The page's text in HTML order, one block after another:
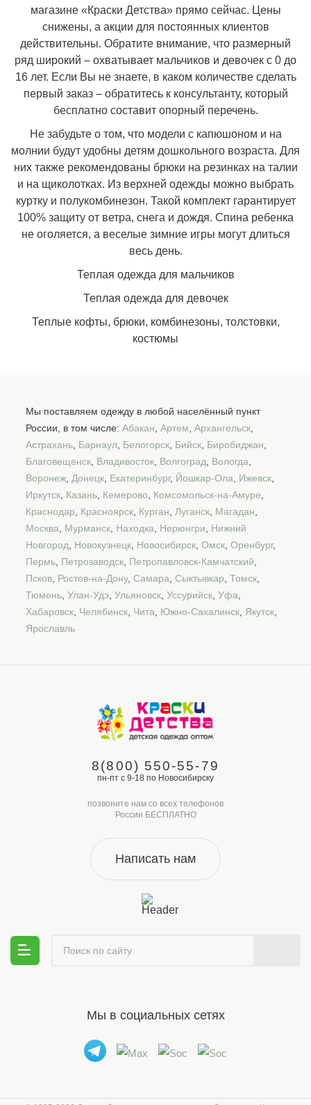
магазине «Краски Детства» прямо сейчас. Цены
снижены, а акции для постоянных клиентов
действительны. Обратите внимание, что размерный
ряд широкий – охватывает мальчиков и девочек с 0 до
16 лет. Если Вы не знаете, в каком количестве сделать
первый заказ – обратитесь к консультанту, который
бесплатно составит опорный перечень.
Не забудьте о том, что модели с капюшоном и на
молнии будут удобны детям дошкольного возраста. Для
них также рекомендованы брюки на резинках на талии
и на щиколотках. Из верхней одежды можно выбрать
куртку и полукомбинезон. Такой комплект гарантирует
100% защиту от ветра, снега и дождя. Спина ребенка
не оголяется, а веселые зимние игры могут длиться
весь день.
Теплая одежда для мальчиков
Теплая одежда для девочек
Теплые кофты, брюки, комбинезоны, толстовки,
костюмы
Мы поставляем одежду в любой населённый пункт
России, в том числе: Абакан Артем Архангельск
Астрахань Барнаул Белогорск Бийск Биробиджан
Благовещенск Владивосток Волгоград Вологда
Воронеж Донецк Екатеринбург, Йошкар-Ола Ижевск
Иркутск Казань Кемерово Комсомольск-на-Амуре
Краснодар
Красноярск Курган Луганск Магадан
Москва
Мурманск Находка Нерюнгри
Нижний
Новгород
Новокузнецк Новосибирск Омск Оренбург,
Пермь Петрозаводск Петропавловск-Камчатский
Псков Ростов-на-Дону, Самара Сыктывкар Томск
Тюмень Улан-Удэ Ульяновск Уссурийск Уфа
Хабаровск Челябинск Чита Южно-Сахалинск Якутск
Ярославль
8(800) 550-55-79
пн-пт с 9-18 по Новосибирску
позвоните нам со всех телефонов
России БЕСПЛАТНО
Написать нам
Мы в социальных сетях